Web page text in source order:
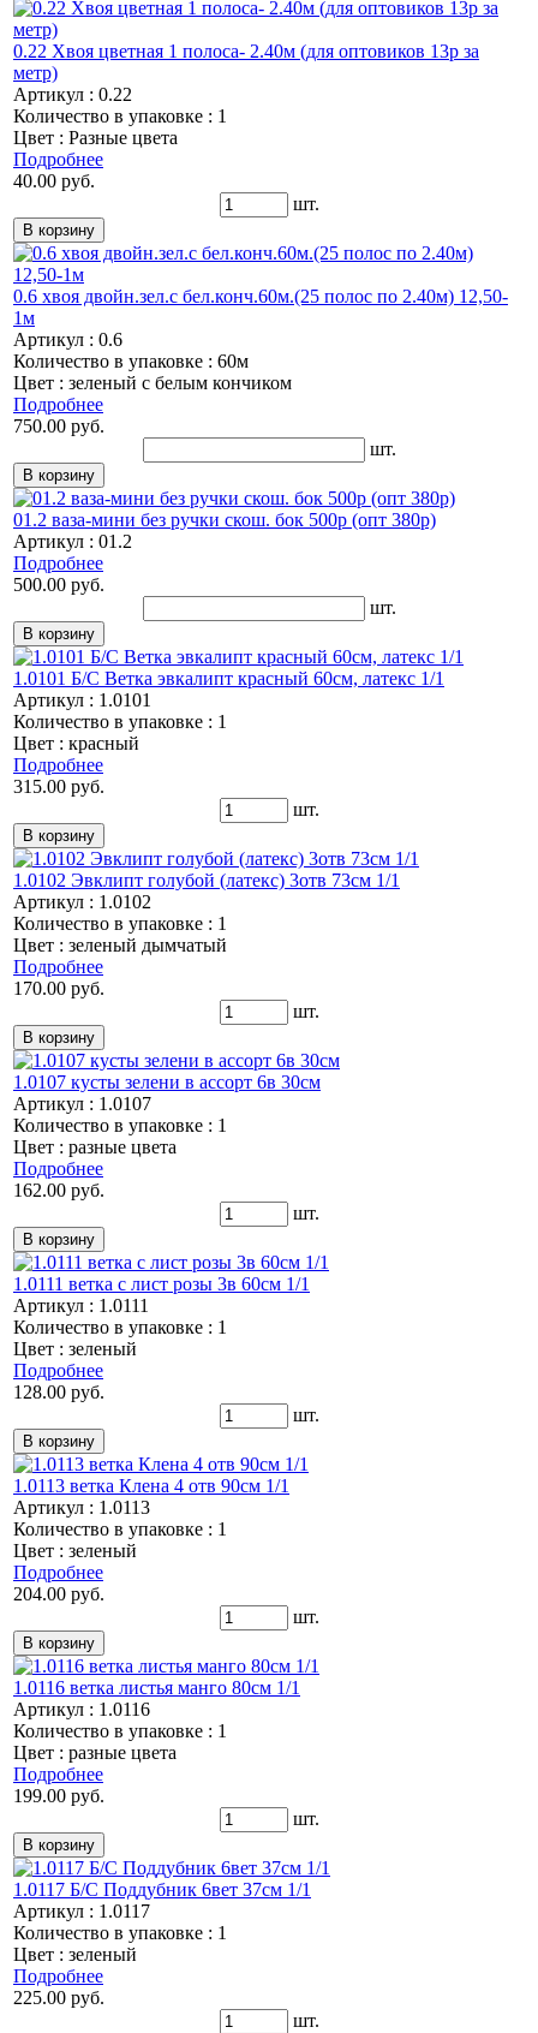
0.22 Хвоя цветная 1 полоса- 2.40м (для оптовиков 13р за
метр)
Артикул : 0.22
Количество в упаковке : 1
Цвет : Разные цвета
Подробнее
40.00 руб.
шт.
0.6 хвоя двойн.зел.с бел.конч.60м.(25 полос по 2.40м) 12,50-
1м
Артикул : 0.6
Количество в упаковке : 60м
Цвет : зеленый с белым кончиком
Подробнее
750.00 руб.
шт.
01.2 ваза-мини без ручки скош. бок 500р (опт 380р)
Артикул : 01.2
Подробнее
500.00 руб.
шт.
1.0101 Б/С Ветка эвкалипт красный 60см, латекс 1/1
Артикул : 1.0101
Количество в упаковке : 1
Цвет : красный
Подробнее
315.00 руб.
шт.
1.0102 Эвклипт голубой (латекс) 3отв 73см 1/1
Артикул : 1.0102
Количество в упаковке : 1
Цвет : зеленый дымчатый
Подробнее
170.00 руб.
шт.
1.0107 кусты зелени в ассорт 6в 30см
Артикул : 1.0107
Количество в упаковке : 1
Цвет : разные цвета
Подробнее
162.00 руб.
шт.
1.0111 ветка с лист розы 3в 60см 1/1
Артикул : 1.0111
Количество в упаковке : 1
Цвет : зеленый
Подробнее
128.00 руб.
шт.
1.0113 ветка Клена 4 отв 90см 1/1
Артикул : 1.0113
Количество в упаковке : 1
Цвет : зеленый
Подробнее
204.00 руб.
шт.
1.0116 ветка листья манго 80см 1/1
Артикул : 1.0116
Количество в упаковке : 1
Цвет : разные цвета
Подробнее
199.00 руб.
шт.
1.0117 Б/С Поддубник 6вет 37см 1/1
Артикул : 1.0117
Количество в упаковке : 1
Цвет : зеленый
Подробнее
225.00 руб.
шт.